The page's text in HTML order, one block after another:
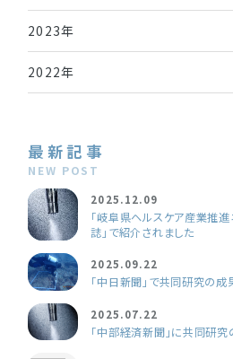
2023年
2022年
最新記事
NEW POST
2025.12.09
「岐阜県ヘルスケア産業推
誌」で紹介されました
2025.09.22
「中日新聞」で共同研究の
2025.07.22
「中部経済新聞」に共同研